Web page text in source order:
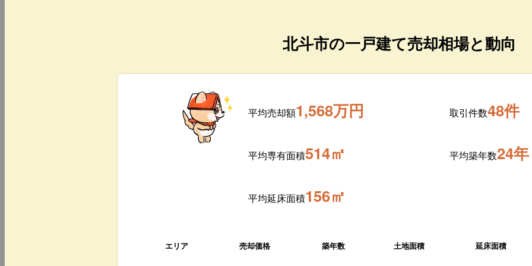
北斗市の一戸建て売却相場と動向
平均売却額1,568万円 取引件数48件
平均専有面積514㎡ 平均築年数24年
平均延床面積156㎡
エリア 売却価格 築年数 土地面積 延床面積